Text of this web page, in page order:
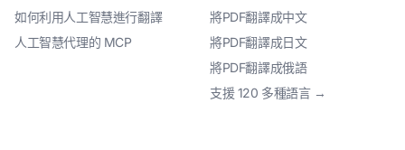
如何利用人工智慧進行翻譯
人工智慧代理的 MCP
將PDF翻譯成中文
將PDF翻譯成日文
將PDF翻譯成俄語
支援 120 多種語言 →